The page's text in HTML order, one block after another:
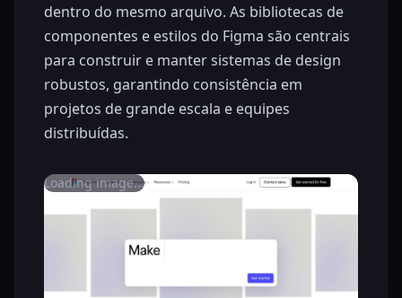
dentro do mesmo arquivo. As bibliotecas de
componentes e estilos do Figma são centrais
para construir e manter sistemas de design
robustos, garantindo consistência em
projetos de grande escala e equipes
distribuídas.
Loading image...